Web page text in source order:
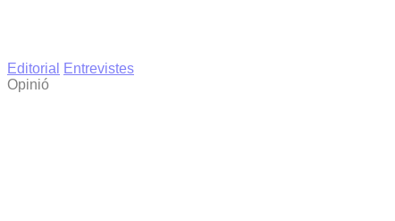
Editorial
Entrevistes
Opinió